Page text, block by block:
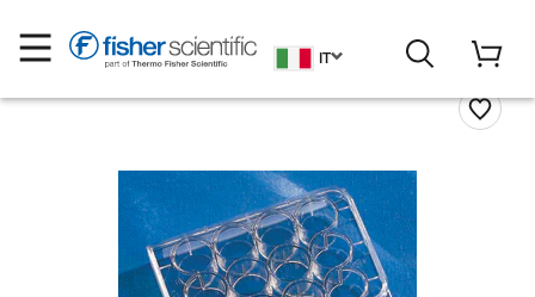
IT